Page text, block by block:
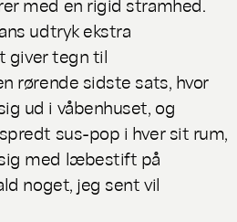
udtryk ekstra
giver tegn til
rørende sidste sats, hvor
ud i våbenhuset, og
sus-pop i hver sit rum,
med læbestift på
noget, jeg sent vil